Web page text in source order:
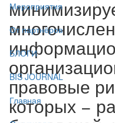
Мероприятия
От партнёров
БЛОГИ
BIS JOURNAL
Главная
правовые
которых −